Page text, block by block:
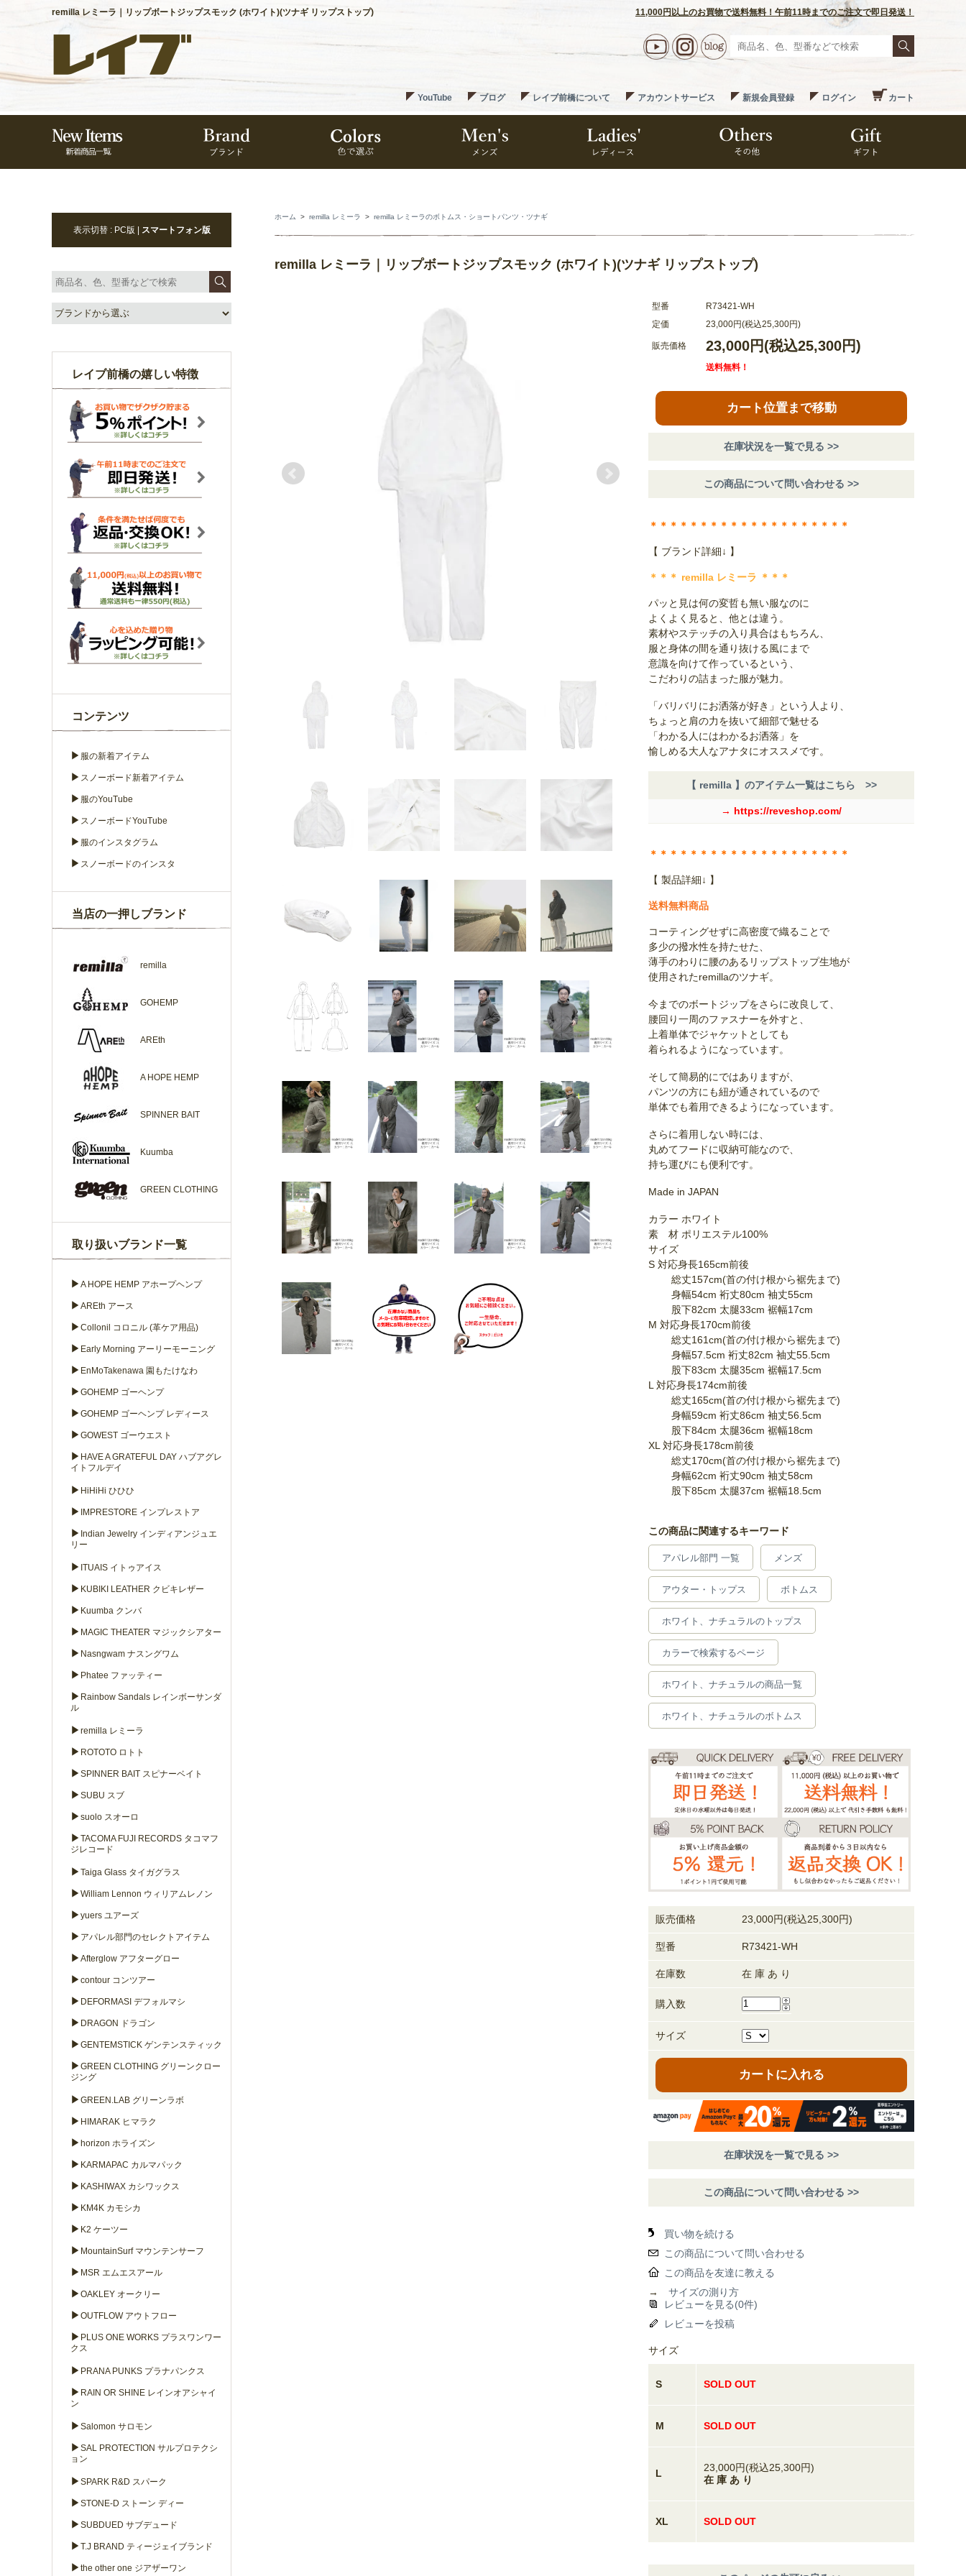
remilla レミーラ｜リップボートジップスモック (ホワイト)(ツナギ リップストップ) 11,000円以上のお買物で送料無料！午前11時までのご注文で即日発送！
YouTube ブログ レイブ前橋について アカウントサービス 新規会員登録 ログイン カート
ホーム > remilla レミーラ > remilla レミーラのボトムス・ショートパンツ・ツナギ
remilla レミーラ｜リップボートジップスモック (ホワイト)(ツナギ リップストップ)
型番
R73421-WH
定価
23,000円(税込25,300円)
販売価格 23,000円(税込25,300円)
送料無料！
カート位置まで移動
在庫状況を一覧で見る >>
この商品について問い合わせる >>
＊＊＊＊＊＊＊＊＊＊＊＊＊＊＊＊＊＊＊＊
【 ブランド詳細↓ 】
＊＊＊ remilla レミーラ ＊＊＊
パッと見は何の変哲も無い服なのに
よくよく見ると、他とは違う。
素材やステッチの入り具合はもちろん、
服と身体の間を通り抜ける風にまで
意識を向けて作っているという、
こだわりの詰まった服が魅力。
「バリバリにお洒落が好き」という人より、
ちょっと肩の力を抜いて細部で魅せる
「わかる人にはわかるお洒落」を
愉しめる大人なアナタにオススメです。
【 remilla 】のアイテム一覧はこちら >>
→ https://reveshop.com/
＊＊＊＊＊＊＊＊＊＊＊＊＊＊＊＊＊＊＊＊
【 製品詳細↓ 】
送料無料商品
コーティングせずに高密度で織ることで
多少の撥水性を持たせた、
薄手のわりに腰のあるリップストップ生地が
使用されたremillaのツナギ。
今までのボートジップをさらに改良して、
腰回り一周のファスナーを外すと、
上着単体でジャケットとしても
着られるようになっています。
そして簡易的にではありますが、
パンツの方にも紐が通されているので
単体でも着用できるようになっています。
さらに着用しない時には、
丸めてフードに収納可能なので、
持ち運びにも便利です。
Made in JAPAN
カラー ホワイト
素 材 ポリエステル100%
サイズ
S 対応身長165cm前後
総丈157cm(首の付け根から裾先まで)
身幅54cm 裄丈80cm 袖丈55cm
股下82cm 太腿33cm 裾幅17cm
M 対応身長170cm前後
総丈161cm(首の付け根から裾先まで)
身幅57.5cm 裄丈82cm 袖丈55.5cm
股下83cm 太腿35cm 裾幅17.5cm
L 対応身長174cm前後
総丈165cm(首の付け根から裾先まで)
身幅59cm 裄丈86cm 袖丈56.5cm
股下84cm 太腿36cm 裾幅18cm
XL 対応身長178cm前後
総丈170cm(首の付け根から裾先まで)
身幅62cm 裄丈90cm 袖丈58cm
股下85cm 太腿37cm 裾幅18.5cm
この商品に関連するキーワード
アパレル部門 一覧 メンズ
アウター・トップス ボトムス
ホワイト、ナチュラルのトップス
カラーで検索するページ
ホワイト、ナチュラルの商品一覧
ホワイト、ナチュラルのボトムス
販売価格 23,000円(税込25,300円)
型番 R73421-WH
在庫数 在 庫 あ り
購入数
サイズ
カートに入れる
在庫状況を一覧で見る >>
この商品について問い合わせる >>
買い物を続ける
この商品について問い合わせる
この商品を友達に教える
→ サイズの測り方
レビューを見る(0件)
レビューを投稿
サイズ
S SOLD OUT
M SOLD OUT
L
23,000円(税込25,300円)
在 庫 あ り
XL SOLD OUT
表示切替 : PC版 | スマートフォン版
レイブ前橋の嬉しい特徴
コンテンツ
▶ 服の新着アイテム
▶ スノーボード新着アイテム
▶ 服のYouTube
▶ スノーボードYouTube
▶ 服のインスタグラム
▶ スノーボードのインスタ
当店の一押しブランド
remilla
GOHEMP
AREth
A HOPE HEMP
SPINNER BAIT
Kuumba
GREEN CLOTHING
取り扱いブランド一覧
▶ A HOPE HEMP アホープヘンプ
▶ AREth アース
▶ Collonil コロニル (革ケア用品)
▶ Early Morning アーリーモーニング
▶ EnMoTakenawa 園もたけなわ
▶ GOHEMP ゴーヘンプ
▶ GOHEMP ゴーヘンプ レディース
▶ GOWEST ゴーウエスト
▶ HAVE A GRATEFUL DAY ハブアグレ
イトフルデイ
▶ HiHiHi ひひひ
▶ IMPRESTORE インプレストア
▶ Indian Jewelry インディアンジュエ
リー
▶ ITUAIS イトゥアイス
▶ KUBIKI LEATHER クビキレザー
▶ Kuumba クンバ
▶ MAGIC THEATER マジックシアター
▶ Nasngwam ナスングワム
▶ Phatee ファッティー
▶ Rainbow Sandals レインボーサンダ
ル
▶ remilla レミーラ
▶ ROTOTO ロトト
▶ SPINNER BAIT スピナーベイト
▶ SUBU スブ
▶ suolo スオーロ
▶ TACOMA FUJI RECORDS タコマフ
ジレコード
▶ Taiga Glass タイガグラス
▶ William Lennon ウィリアムレノン
▶ yuers ユアーズ
▶ アパレル部門のセレクトアイテム
▶ Afterglow アフターグロー
▶ contour コンツアー
▶ DEFORMASI デフォルマシ
▶ DRAGON ドラゴン
▶ GENTEMSTICK ゲンテンスティック
▶ GREEN CLOTHING グリーンクロー
ジング
▶ GREEN.LAB グリーンラボ
▶ HIMARAK ヒマラク
▶ horizon ホライズン
▶ KARMAPAC カルマパック
▶ KASHIWAX カシワックス
▶ KM4K カモシカ
▶ K2 ケーツー
▶ MountainSurf マウンテンサーフ
▶ MSR エムエスアール
▶ OAKLEY オークリー
▶ OUTFLOW アウトフロー
▶ PLUS ONE WORKS プラスワンワー
クス
▶ PRANA PUNKS プラナパンクス
▶ RAIN OR SHINE レインオアシャイ
ン
▶ Salomon サロモン
▶ SAL PROTECTION サルプロテクシ
ョン
▶ SPARK R&D スパーク
▶ STONE-D ストーン ディー
▶ SUBDUED サブデュード
▶ T.J BRAND ティージェイブランド
▶ the other one ジアザーワン